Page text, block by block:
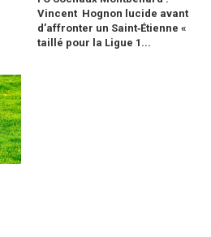
Vincent Hognon lucide avant
d’affronter un Saint‑Étienne «
taillé pour la Ligue 1...